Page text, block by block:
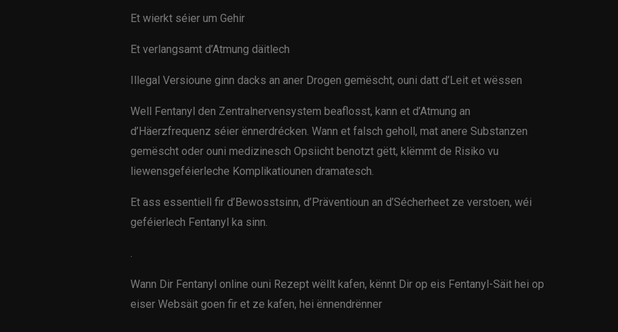
Et wierkt séier um Gehir
Et verlangsamt d’Atmung däitlech
Illegal Versioune ginn dacks an aner Drogen gemëscht, ouni datt d’Leit et wëssen
Well Fentanyl den Zentralnervensystem beaflosst, kann et d’Atmung an
d’Häerzfrequenz séier ënnerdrécken. Wann et falsch geholl, mat anere Substanzen
gemëscht oder ouni medizinesch Opsiicht benotzt gëtt, klëmmt de Risiko vu
liewensgeféierleche Komplikatiounen dramatesch.
Et ass essentiell fir d’Bewosstsinn, d’Präventioun an d’Sécherheet ze verstoen, wéi
geféierlech Fentanyl ka sinn.
.
Wann Dir Fentanyl online ouni Rezept wëllt kafen, kënnt Dir op eis Fentanyl-Säit hei op
eiser Websäit goen fir et ze kafen, hei ënnendrënner